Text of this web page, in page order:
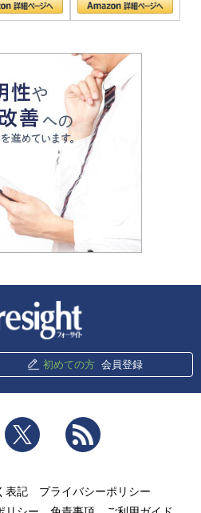
初めての方 会員登録
Twitter
表記
プライバシーポリシー